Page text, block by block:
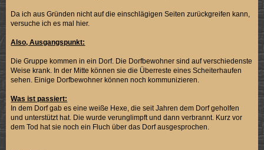
Da ich aus Gründen nicht auf die einschlägigen Seiten zurückgreifen kann,
versuche ich es mal hier.
Also, Ausgangspunkt:
Die Gruppe kommen in ein Dorf. Die Dorfbewohner sind auf verschiedenste
Weise krank. In der Mitte können sie die Überreste eines Scheiterhaufen
sehen. Einige Dorfbewohner können noch kommunizieren.
Was ist passiert:
In dem Dorf gab es eine weiße Hexe, die seit Jahren dem Dorf geholfen
und unterstützt hat. Die wurde verunglimpft und dann verbrannt. Kurz vor
dem Tod hat sie noch ein Fluch über das Dorf ausgesprochen.